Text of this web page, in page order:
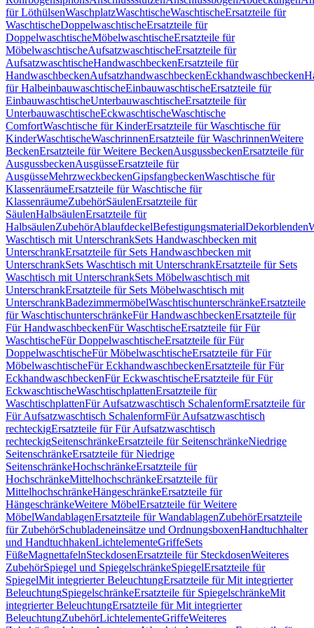
für LöthülsenWaschplatzWaschtischeWaschtischeErsatzteile für
WaschtischeDoppelwaschtischeErsatzteile für
DoppelwaschtischeMöbelwaschtischeErsatzteile für
MöbelwaschtischeAufsatzwaschtischeErsatzteile für
AufsatzwaschtischeHandwaschbeckenErsatzteile für
HandwaschbeckenAufsatzhandwaschbeckenEckhandwaschbecken
für HalbeinbauwaschtischeEinbauwaschtischeErsatzteile für
EinbauwaschtischeUnterbauwaschtischeErsatzteile für
UnterbauwaschtischeEckwaschtischeWaschtische
ComfortWaschtische für KinderErsatzteile für Waschtische für
KinderWaschtischeWaschrinnenErsatzteile für WaschrinnenWeitere
BeckenErsatzteile für Weitere BeckenAusgussbeckenErsatzteile für
AusgussbeckenAusgüsseErsatzteile für
AusgüsseMehrzweckbeckenGipsfangbeckenWaschtische für
KlassenräumeErsatzteile für Waschtische für
KlassenräumeZubehörSäulenErsatzteile für
SäulenHalbsäulenErsatzteile für
HalbsäulenZubehörAblaufdeckelBefestigungsmaterialDekorblenden
Waschtisch mit UnterschrankSets Handwaschbecken mit
UnterschrankErsatzteile für Sets Handwaschbecken mit
UnterschrankSets Waschtisch mit UnterschrankErsatzteile für Sets
Waschtisch mit UnterschrankSets Möbelwaschtisch mit
UnterschrankErsatzteile für Sets Möbelwaschtisch mit
UnterschrankBadezimmermöbelWaschtischunterschränkeErsatzteile
für WaschtischunterschränkeFür HandwaschbeckenErsatzteile für
Für HandwaschbeckenFür WaschtischeErsatzteile für Für
WaschtischeFür DoppelwaschtischeErsatzteile für Für
DoppelwaschtischeFür MöbelwaschtischeErsatzteile für Für
MöbelwaschtischeFür EckhandwaschbeckenErsatzteile für Für
EckhandwaschbeckenFür EckwaschtischeErsatzteile für Für
EckwaschtischeWaschtischplattenErsatzteile für
WaschtischplattenFür Aufsatzwaschtisch SchalenformErsatzteile für
Für Aufsatzwaschtisch SchalenformFür Aufsatzwaschtisch
rechteckigErsatzteile für Für Aufsatzwaschtisch
rechteckigSeitenschränkeErsatzteile für SeitenschränkeNiedrige
SeitenschränkeErsatzteile für Niedrige
SeitenschränkeHochschränkeErsatzteile für
HochschränkeMittelhochschränkeErsatzteile für
MittelhochschränkeHängeschränkeErsatzteile für
HängeschränkeWeitere MöbelErsatzteile für Weitere
MöbelWandablagenErsatzteile für WandablagenZubehörErsatzteile
für ZubehörSchubladeneinsätze und OrdnungsboxenHandtuchhalter
und HandtuchhakenLichtelementeGriffeSets
FüßeMagnettafelnSteckdosenErsatzteile für SteckdosenWeiteres
ZubehörSpiegel und SpiegelschränkeSpiegelErsatzteile für
SpiegelMit integrierter BeleuchtungErsatzteile für Mit integrierter
BeleuchtungSpiegelschränkeErsatzteile für SpiegelschränkeMit
integrierter BeleuchtungErsatzteile für Mit integrierter
BeleuchtungZubehörLichtelementeGriffeWeiteres